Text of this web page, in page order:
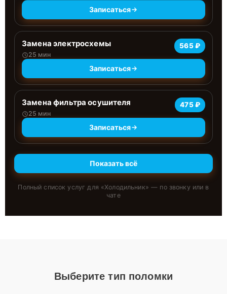
Записаться
Замена электросхемы
25 мин
565 ₽
Записаться
Замена фильтра осушителя
25 мин
475 ₽
Записаться
Показать всё
Полный список услуг для «Холодильник» — по звонку или в
чате
Выберите тип поломки